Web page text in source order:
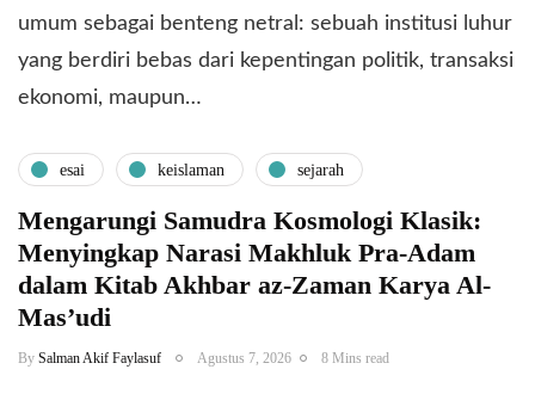
umum sebagai benteng netral: sebuah institusi luhur
yang berdiri bebas dari kepentingan politik, transaksi
ekonomi, maupun…
esai keislaman sejarah
Mengarungi Samudra Kosmologi Klasik:
Menyingkap Narasi Makhluk Pra-Adam
dalam Kitab Akhbar az-Zaman Karya Al-
Mas’udi
By Salman Akif Faylasuf Agustus 7, 2026 8 Mins read